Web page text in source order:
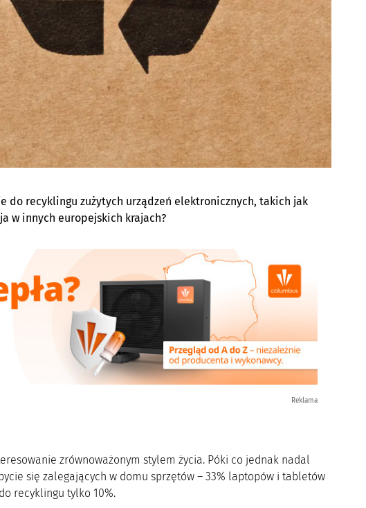
do recyklingu zużytych urządzeń elektronicznych, takich jak
w innych europejskich krajach?
Reklama
zrównoważonym stylem życia. Póki co jednak nadal
się zalegających w domu sprzętów – 33% laptopów i tabletów
recyklingu tylko 10%.